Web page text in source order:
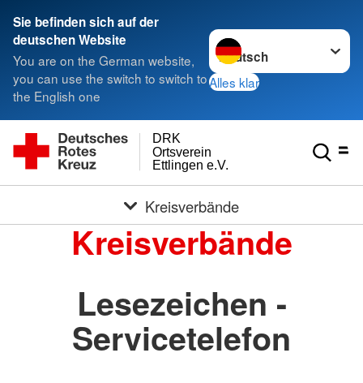
Sie befinden sich auf der
deutschen Website
You are on the German website,
you can use the switch to switch to
the English one
Sprache wechseln zu
Alles klar
Ettlingen e.V.
Ortsverein
DRK
Kreisverbände
Kreisverbände
Lesezeichen -
Servicetelefon